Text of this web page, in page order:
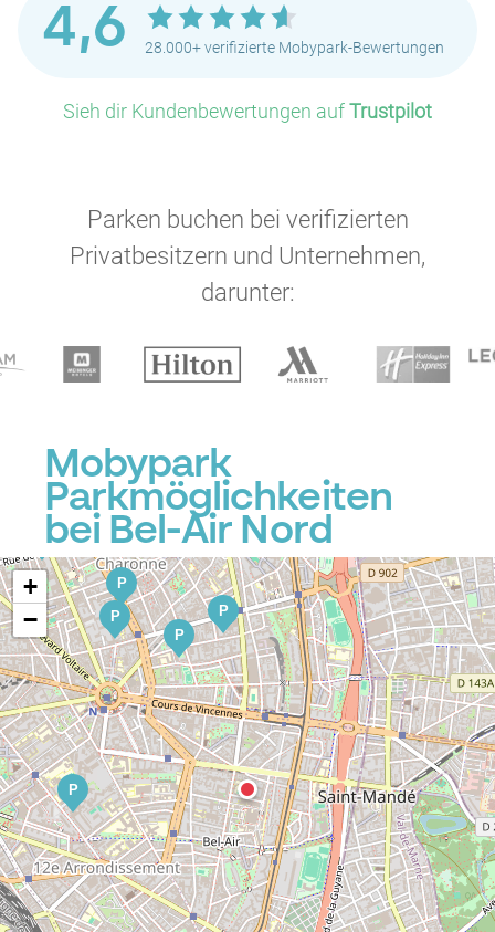
4,6 28.000+ verifizierte Mobypark-Bewertungen
Sieh dir Kundenbewertungen aufTrustpilot
Parken buchen bei verifizierten
Privatbesitzern und Unternehmen,
darunter:
Mobypark
Parkmöglichkeiten
bei Bel-Air Nord
P
P
P
P
P
P
+
−